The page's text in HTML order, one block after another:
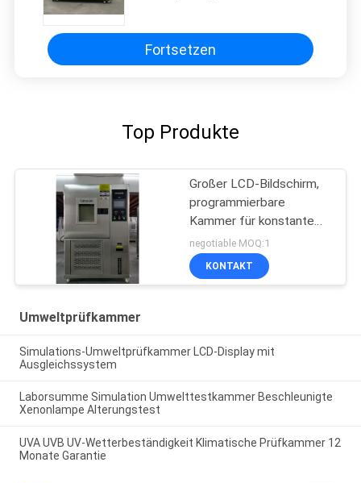
Fortsetzen
Top Produkte
Großer LCD-Bildschirm,
programmierbare
Kammer für konstante
Temperatur und
Luftfeuchtigkeit
negotiable MOQ:1
KONTAKT
Umweltprüfkammer
Simulations-Umweltprüfkammer LCD-Display mit
Ausgleichssystem
Laborsumme Simulation Umwelttestkammer Beschleunigte
Xenonlampe Alterungstest
UVA UVB UV-Wetterbeständigkeit Klimatische Prüfkammer 12
Monate Garantie